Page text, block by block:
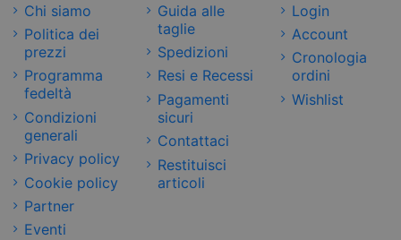
Chi siamo
Politica dei
prezzi
Programma
fedeltà
Condizioni
generali
Privacy policy
Cookie policy
Partner
Eventi
Guida alle
taglie
Spedizioni
Resi e Recessi
Pagamenti
sicuri
Contattaci
Restituisci
articoli
Login
Account
Cronologia
ordini
Wishlist